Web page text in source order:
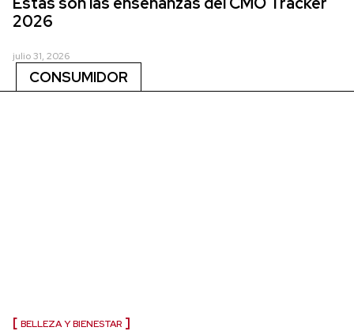
2026
julio 31, 2026
CONSUMIDOR
BELLEZA Y BIENESTAR